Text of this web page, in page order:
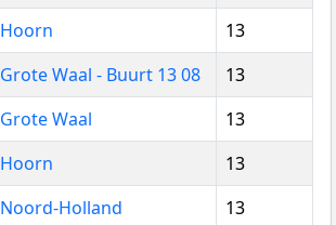
Hoorn
13
Grote Waal - Buurt 13 08
13
Grote Waal
13
Hoorn
13
Noord-Holland
13